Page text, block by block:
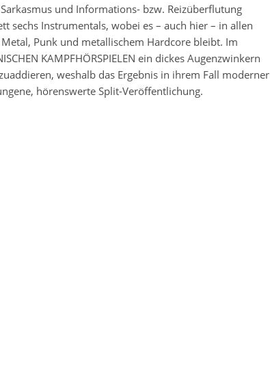
und Informations- bzw. Reizüberflutung
sechs Instrumentals, wobei es – auch hier – in allen
Punk und metallischem Hardcore bleibt. Im
KAMPFHÖRSPIELEN ein dickes Augenzwinkern
weshalb das Ergebnis in ihrem Fall moderner
hörenswerte Split-Veröffentlichung.